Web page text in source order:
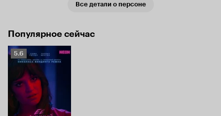
Все детали о персоне
Популярное сейчас
Рейтинг
Кинопоиска
5.6